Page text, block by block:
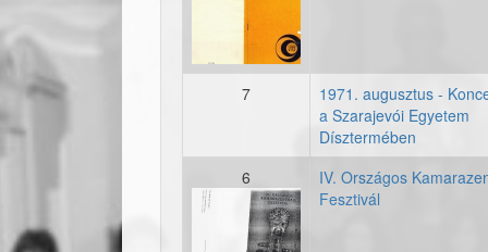
7
1971. augusztus -
a Szarajevói Egyetem
Dísztermében
6
IV. Országos
Fesztivál